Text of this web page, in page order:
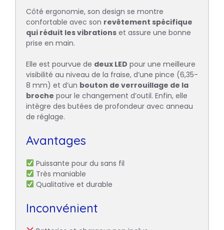
Côté ergonomie, son design se montre
confortable avec son revêtement spécifique
qui réduit les vibrations et assure une bonne
prise en main.
Elle est pourvue de deux LED pour une meilleure
visibilité au niveau de la fraise, d’une pince (6,35-
8 mm) et d’un bouton de verrouillage de la
broche pour le changement d’outil. Enfin, elle
intègre des butées de profondeur avec anneau
de réglage.
Avantages
Puissante pour du sans fil
Très maniable
Qualitative et durable
Inconvénient